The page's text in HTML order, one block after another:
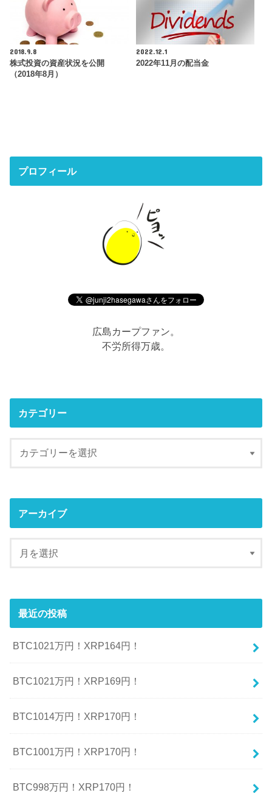
2018.9.8
株式投資の資産状況を公開
（2018年8月）
2022.12.1
2022年11月の配当金
プロフィール
広島カープファン。
不労所得万歳。
カテゴリー
アーカイブ
最近の投稿
BTC1021万円！XRP164円！
BTC1021万円！XRP169円！
BTC1014万円！XRP170円！
BTC1001万円！XRP170円！
BTC998万円！XRP170円！